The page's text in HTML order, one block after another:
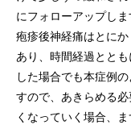
にフォローアップし
疱疹後神経痛はとに
あり、時間経過とと
した場合でも本症例
すので、あきらめる
くなっていく場合、